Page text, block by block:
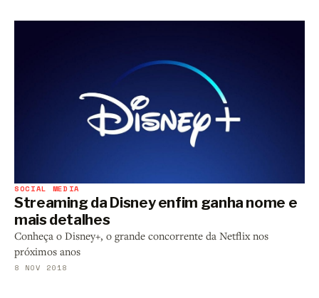
SOCIAL MEDIA
Streaming da Disney enfim ganha nome e
mais detalhes
Conheça o Disney+, o grande concorrente da Netflix nos
próximos anos
8 NOV 2018